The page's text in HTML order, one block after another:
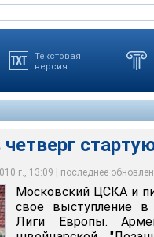
Текстовая
версия
г., 13:09 | последнее
стартуют в Лиге Европы
Московский ЦСКА и
свое выступление в
Лиги Европы.